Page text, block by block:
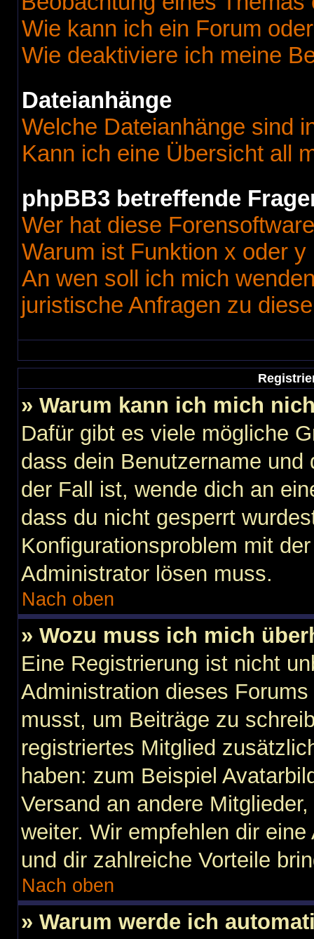
Wie kann ich ein Forum
Wie deaktiviere ich meine
Dateianhänge
Welche Dateianhänge sind
Kann ich eine Übersicht all
phpBB3 betreffende
Wer hat diese
Warum ist Funktion x oder
An wen soll ich mich
juristische Anfragen zu
» Warum kann ich mich
Dafür gibt es viele mögliche
dass dein Benutzername
der Fall ist, wende dich an
dass du nicht gesperrt
Konfigurationsproblem mit
Administrator lösen muss.
Nach oben
» Wozu muss ich mich
Eine Registrierung ist nicht
Administration dieses
musst, um Beiträge zu
registriertes Mitglied
haben: zum Beispiel
Versand an andere
weiter. Wir empfehlen dir
und dir zahlreiche Vorteile
Nach oben
» Warum werde ich